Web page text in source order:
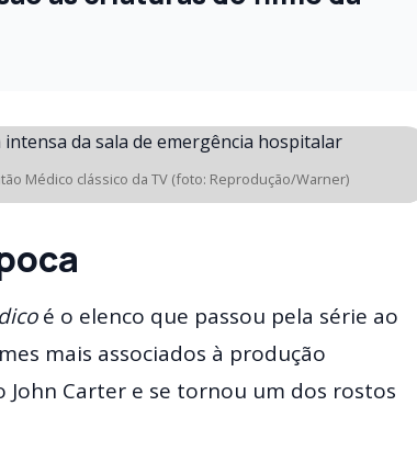
Médico clássico da TV (foto: Reprodução/Warner)
é o elenco que passou pela série ao
mais associados à produção
Carter e se tornou um dos rostos